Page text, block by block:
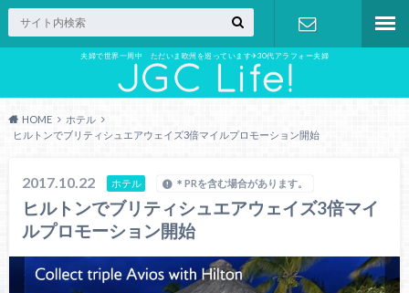
夫婦で世界一周中 ただいま欧州を巡っています✈︎30代アラフォー夫婦
お問い合わ
HOME
ホテル
ヒルトンでブリティシュエアウェイズ3倍マイルプロモーション開始
2017.10.22 ホテル ＊PRを含む場合があります。
ヒルトンでブリティシュエアウェイズ3倍マイ
ルプロモーション開始